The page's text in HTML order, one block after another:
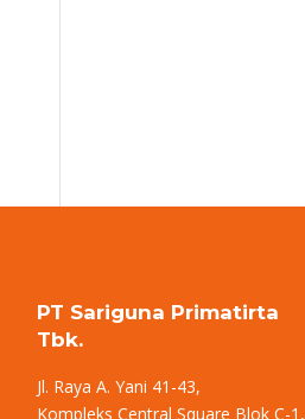
PT Sariguna Primatirta
Tbk.
Jl. Raya A. Yani 41-43,
Kompleks Central Square Blok C-1,